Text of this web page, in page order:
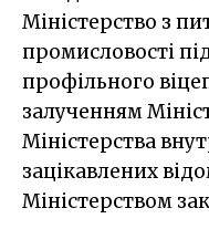
Міністерство з
промисловості
профільного
залученням
Міністерства
зацікавлених
Міністерством